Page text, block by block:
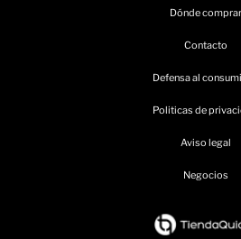
Dónde comprar
Contacto
Defensa al
Politicas de
Aviso legal
Negocios